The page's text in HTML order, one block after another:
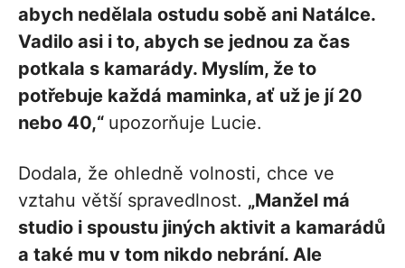
abych nedělala ostudu sobě ani Natálce.
Vadilo asi i to, abych se jednou za čas
potkala s kamarády. Myslím, že to
potřebuje každá maminka, ať už je jí 20
nebo 40,“ upozorňuje Lucie.
Dodala, že ohledně volnosti, chce ve
vztahu větší spravedlnost. „Manžel má
studio i spoustu jiných aktivit a kamarádů
a také mu v tom nikdo nebrání. Ale